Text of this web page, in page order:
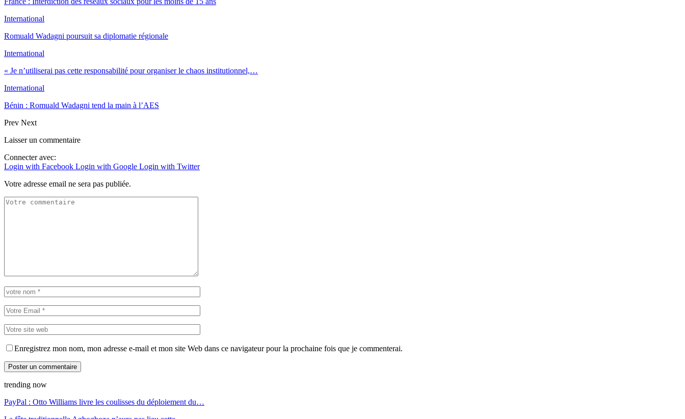
International
Romuald Wadagni poursuit sa diplomatie régionale
International
« Je n’utiliserai pas cette responsabilité pour organiser le chaos institutionnel,…
International
Bénin : Romuald Wadagni tend la main à l’AES
Prev Next
Laisser un commentaire
Connecter avec:
Login with Facebook Login with Google Login with Twitter
Votre adresse email ne sera pas publiée.
Enregistrez mon nom, mon adresse e-mail et mon site Web dans ce navigateur pour la prochaine fois que je commenterai.
trending now
PayPal : Otto Williams livre les coulisses du déploiement du…